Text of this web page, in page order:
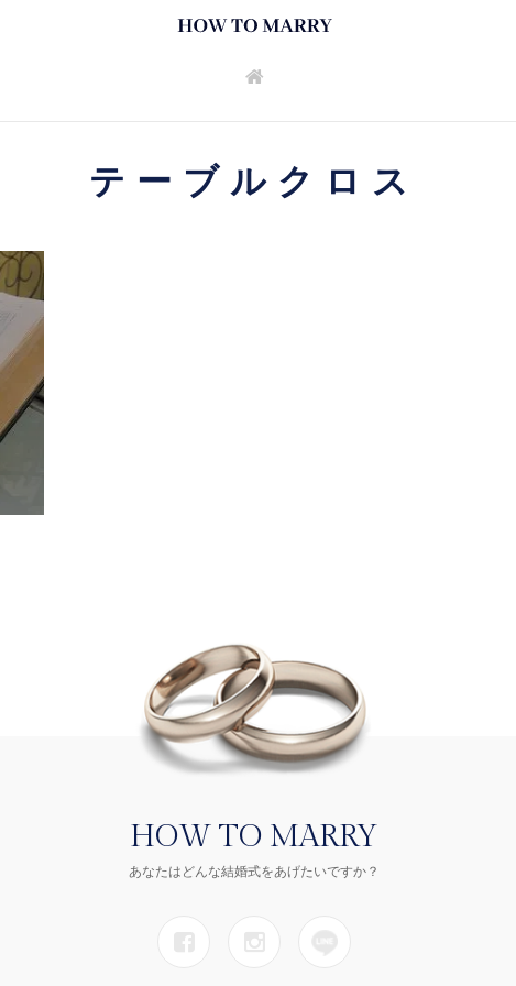
テーブルクロス
HOW TO MARRY
あなたはどんな結婚式をあげたいですか？